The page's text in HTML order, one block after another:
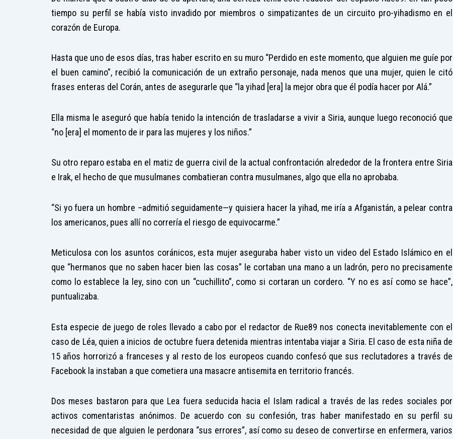
tiempo su perfil se había visto invadido por miembros o simpatizantes de un circuito pro-yihadismo en el
corazón de Europa.
Hasta que uno de esos días, tras haber escrito en su muro “Perdido en este momento, que alguien me guíe por
el buen camino”, recibió la comunicación de un extraño personaje, nada menos que una mujer, quien le citó
frases enteras del Corán, antes de asegurarle que “la yihad [era] la mejor obra que él podía hacer por Alá.”
Ella misma le aseguró que había tenido la intención de trasladarse a vivir a Siria, aunque luego reconoció que
“no [era] el momento de ir para las mujeres y los niños.”
Su otro reparo estaba en el matiz de guerra civil de la actual confrontación alrededor de la frontera entre Siria
e Irak, el hecho de que musulmanes combatieran contra musulmanes, algo que ella no aprobaba.
“Si yo fuera un hombre –admitió seguidamente—y quisiera hacer la yihad, me iría a Afganistán, a pelear contra
los americanos, pues allí no correría el riesgo de equivocarme.”
Meticulosa con los asuntos coránicos, esta mujer aseguraba haber visto un video del Estado Islámico en el
que “hermanos que no saben hacer bien las cosas” le cortaban una mano a un ladrón, pero no precisamente
como lo establece la ley, sino con un “cuchillito”, como si cortaran un cordero. “Y no es así como se hace”,
puntualizaba.
Esta especie de juego de roles llevado a cabo por el redactor de Rue89 nos conecta inevitablemente con el
caso de Léa, quien a inicios de octubre fuera detenida mientras intentaba viajar a Siria. El caso de esta niña de
15 años horrorizó a franceses y al resto de los europeos cuando confesó que sus reclutadores a través de
Facebook la instaban a que cometiera una masacre antisemita en territorio francés.
Dos meses bastaron para que Lea fuera seducida hacia el Islam radical a través de las redes sociales por
activos comentaristas anónimos. De acuerdo con su confesión, tras haber manifestado en su perfil su
necesidad de que alguien le perdonara “sus errores”, así como su deseo de convertirse en enfermera, varios